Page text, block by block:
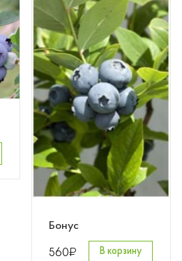
Бонус
560₽ В корзину